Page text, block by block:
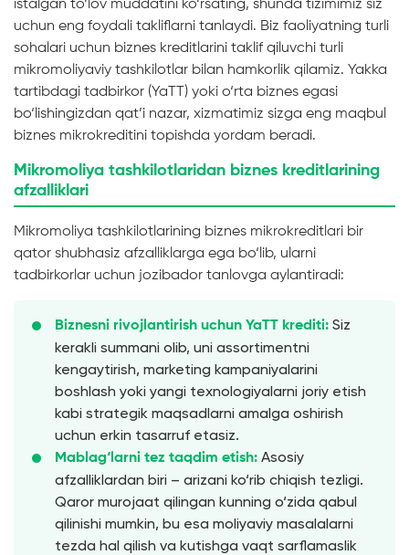
istalgan to‘lov muddatini ko‘rsating, shunda tizimimiz siz
uchun eng foydali takliflarni tanlaydi. Biz faoliyatning turli
sohalari uchun biznes kreditlarini taklif qiluvchi turli
mikromoliyaviy tashkilotlar bilan hamkorlik qilamiz. Yakka
tartibdagi tadbirkor (YaTT) yoki o‘rta biznes egasi
bo‘lishingizdan qat’i nazar, xizmatimiz sizga eng maqbul
biznes mikrokreditini topishda yordam beradi.
Mikromoliya tashkilotlaridan biznes kreditlarining
afzalliklari
Mikromoliya tashkilotlarining biznes mikrokreditlari bir
qator shubhasiz afzalliklarga ega bo‘lib, ularni
tadbirkorlar uchun jozibador tanlovga aylantiradi:
Biznesni rivojlantirish uchun YaTT krediti: Siz
kerakli summani olib, uni assortimentni
kengaytirish, marketing kampaniyalarini
boshlash yoki yangi texnologiyalarni joriy etish
kabi strategik maqsadlarni amalga oshirish
uchun erkin tasarruf etasiz.
Mablag‘larni tez taqdim etish: Asosiy
afzalliklardan biri – arizani ko‘rib chiqish tezligi.
Qaror murojaat qilingan kunning o‘zida qabul
qilinishi mumkin, bu esa moliyaviy masalalarni
tezda hal qilish va kutishga vaqt sarflamaslik